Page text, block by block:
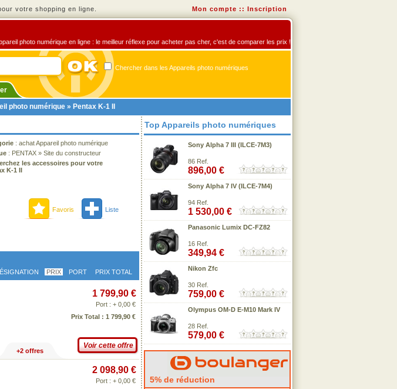
votre shopping en ligne. Mon compte :: Inscription
photo numérique en ligne : le meilleur réflexe pour acheter pas cher, c'est de comparer les prix !
Chercher dans les Appareils photo numériques
photo numérique » Pentax K-1 II
: achat Appareil photo numérique
: PENTAX » Site du constructeur
les accessoires pour votre
K-1 II
Favoris Liste
PRIX PORT PRIX TOTAL
1 799,90 €
Port : + 0,00 €
Prix Total : 1 799,90 €
Voir cette offre
+2 offres
2 098,90 €
Port : + 0,00 €
Top Appareils photo numériques
Sony Alpha 7 III (ILCE-7M3)
86 Ref.
896,00 €
Sony Alpha 7 IV (ILCE-7M4)
94 Ref.
1 530,00 €
Panasonic Lumix DC-FZ82
16 Ref.
349,94 €
Nikon Zfc
30 Ref.
759,00 €
Olympus OM-D E-M10 Mark IV
28 Ref.
579,00 €
5% de réduction